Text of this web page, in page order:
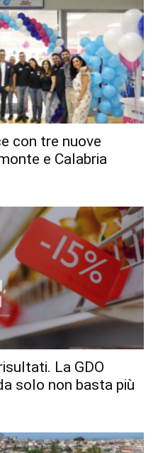
con tre nuove
e Calabria
La GDO
solo non basta più